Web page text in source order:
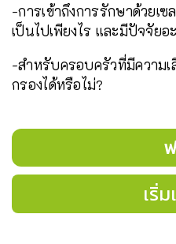
-การเข้าถึงการรักษาด้วยเ
เป็นไปเพียงไร และมีปัจจัย
-สำหรับครอบครัวที่มีความ
กรองได้หรือไม่?
เริ่